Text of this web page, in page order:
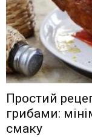
Простий
грибами:
смаку